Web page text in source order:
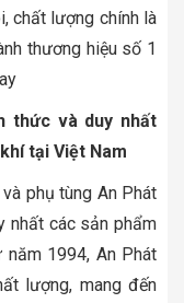
chất lượng chính là
thương hiệu số 1
thức và duy nhất
tại Việt Nam
phụ tùng An Phát
nhất các sản phẩm
1994, An Phát
lượng, mang đến